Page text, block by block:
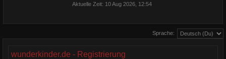
e
Aktuelle Zeit: 10 Aug 2026, 12:54
Sprache:
wunderkinder.de - Registrierung